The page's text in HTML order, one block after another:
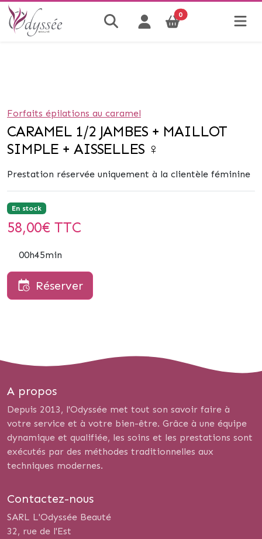
0
Forfaits épilations au caramel
CARAMEL 1/2 JAMBES + MAILLOT
SIMPLE + AISSELLES ♀
Prestation réservée uniquement à la clientèle féminine
En stock
58,00€ TTC
00h45min
Réserver
A propos
Depuis 2013, l'Odyssée met tout son savoir faire à
votre service et à votre bien-être. Grâce à une équipe
dynamique et qualifiée, les soins et les prestations sont
exécutés par des méthodes traditionnelles aux
techniques modernes.
Contactez-nous
SARL L'Odyssée Beauté
32, rue de l'Est